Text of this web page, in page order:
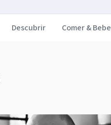
Descubrir Comer &